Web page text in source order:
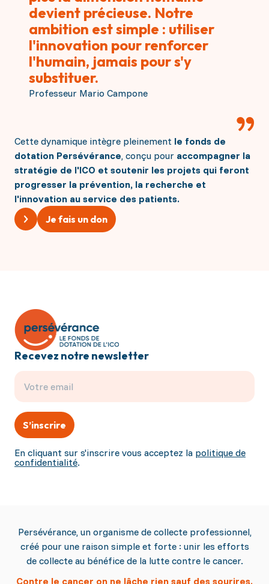
devient précieuse. Notre
ambition est simple : utiliser
l'innovation pour renforcer
l'humain, jamais pour s'y
substituer.
Professeur Mario Campone
Cette dynamique intègre pleinement le fonds de
dotation Persévérance, conçu pour accompagner la
stratégie de l'ICO et soutenir les projets qui feront
progresser la prévention, la recherche et
l'innovation au service des patients.
Je fais un don
Recevez notre newsletter
En cliquant sur s'inscrire vous acceptez la politique de
confidentialité.
S’inscrire
Persévérance, un organisme de collecte professionnel,
créé pour une raison simple et forte : unir les efforts
de collecte au bénéfice de la lutte contre le cancer.
Contre le cancer on ne lâche rien sauf des sourires.